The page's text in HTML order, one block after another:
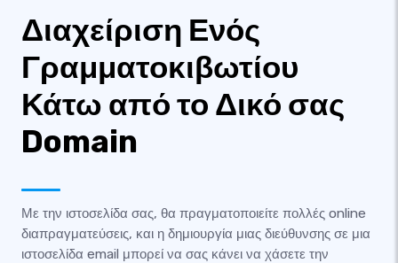
Διαχείριση Ενός
Γραμματοκιβωτίου
Κάτω από το Δικό σας
Domain
Με την ιστοσελίδα σας, θα πραγματοποιείτε πολλές online
διαπραγματεύσεις, και η δημιουργία μιας διεύθυνσης σε μια
ιστοσελίδα email μπορεί να σας κάνει να χάσετε την